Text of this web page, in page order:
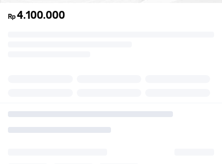
Rp4.100.000